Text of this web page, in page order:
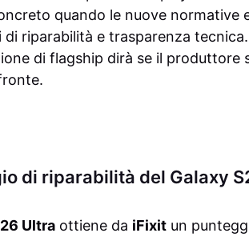
quando le nuove normative
riparabilità e trasparenza tecnica.
di flagship dirà se il produttore
di riparabilità del Galaxy
Ultra ottiene da iFixit un